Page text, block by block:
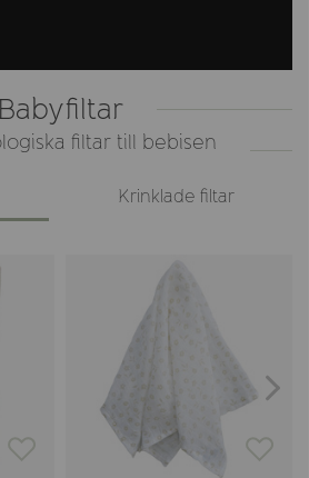
Babyfiltar
filtar till bebisen
Krinklade filtar